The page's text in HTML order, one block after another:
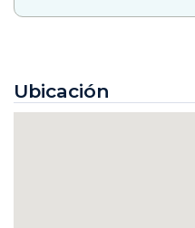
Ubicación